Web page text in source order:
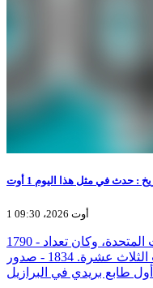
1 أوت 2026، 09:30
1790 - إجراء أول تعداد للسكان في الولايات المتحدة، وكان تعداد
السكان آنذاك 4 ملايين مواطن للولايات الثلاث عشرة. 1834 - صدور